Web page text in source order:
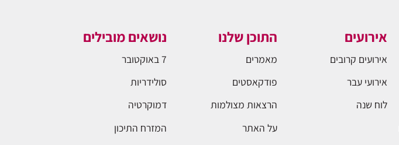
אירועים
אירועים קרובים
אירועי עבר
לוח שנה
התוכן שלנו
מאמרים
פודקאסטים
הרצאות מצולמות
על האתר
נושאים מובילים
7 באוקטובר
סולידריות
דמוקרטיה
המזרח התיכון